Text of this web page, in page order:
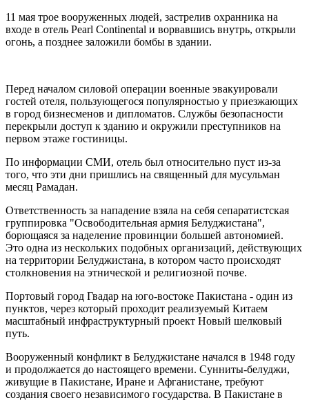
11 мая трое вооруженных людей, застрелив охранника на
входе в отель Pearl Continental и ворвавшись внутрь, открыли
огонь, а позднее заложили бомбы в здании.
Перед началом силовой операции военные эвакуировали
гостей отеля, пользующегося популярностью у приезжающих
в город бизнесменов и дипломатов. Службы безопасности
перекрыли доступ к зданию и окружили преступников на
первом этаже гостиницы.
По информации СМИ, отель был относительно пуст из-за
того, что эти дни пришлись на священный для мусульман
месяц Рамадан.
Ответственность за нападение взяла на себя сепаратистская
группировка "Освободительная армия Белуджистана",
борющаяся за наделение провинции большей автономией.
Это одна из нескольких подобных организаций, действующих
на территории Белуджистана, в котором часто происходят
столкновения на этнической и религиозной почве.
Портовый город Гвадар на юго-востоке Пакистана - один из
пунктов, через который проходит реализуемый Китаем
масштабный инфраструктурный проект Новый шелковый
путь.
Вооруженный конфликт в Белуджистане начался в 1948 году
и продолжается до настоящего времени. Сунниты-белуджи,
живущие в Пакистане, Иране и Афганистане, требуют
создания своего независимого государства. В Пакистане в